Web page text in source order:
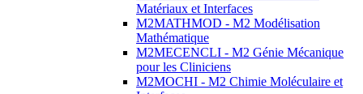
Matériaux et Interfaces
M2MATHMOD - M2 Modélisation
Mathématique
M2MECENCLI - M2 Génie Mécanique
pour les Cliniciens
M2MOCHI - M2 Chimie Moléculaire et